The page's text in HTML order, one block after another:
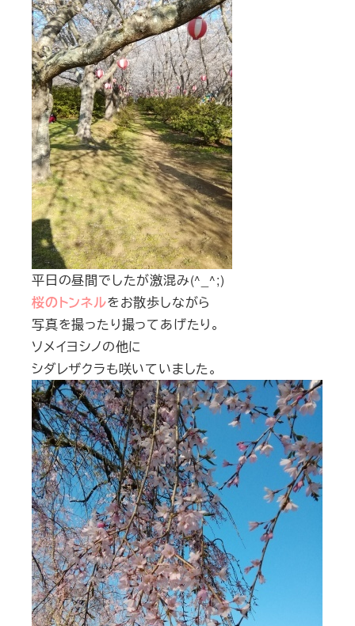
平日の昼間でしたが激混み(^_^;)
桜のトンネルをお散歩しながら
写真を撮ったり撮ってあげたり。
ソメイヨシノの他に
シダレザクラも咲いていました。